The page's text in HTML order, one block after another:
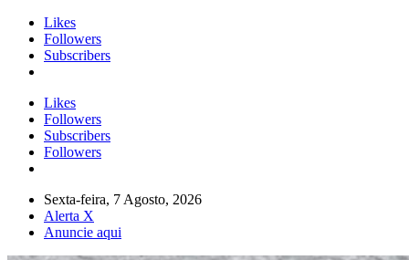
Likes
Followers
Subscribers
Likes
Followers
Subscribers
Followers
Sexta-feira, 7 Agosto, 2026
Alerta X
Anuncie aqui